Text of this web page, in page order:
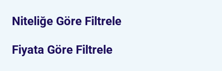
Niteliğe Göre Filtrele
Fiyata Göre Filtrele